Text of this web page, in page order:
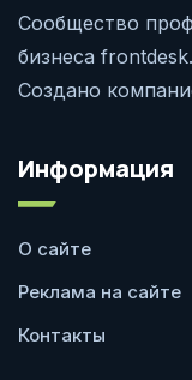
Сообщество
бизнеса
Создано
Информация
О сайте
Реклама на сайте
Контакты